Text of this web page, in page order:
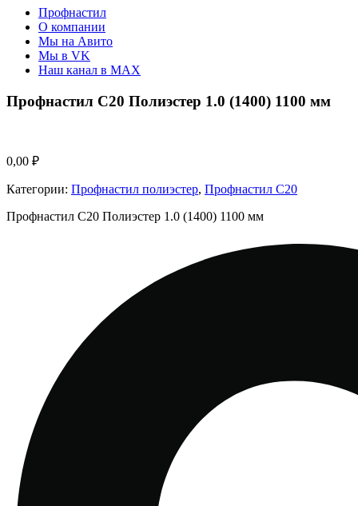
Профнастил
О компании
Мы на Авито
Мы в VK
Наш канал в MAX
Профнастил С20 Полиэстер 1.0 (1400) 1100 мм
0,00 ₽
Категории: Профнастил полиэстер, Профнастил С20
Профнастил С20 Полиэстер 1.0 (1400) 1100 мм